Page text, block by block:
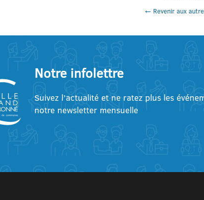
← Revenir aux
Notre infolettre
Suivez l’actualité et ne ratez plus les
notre newsletter mensuelle